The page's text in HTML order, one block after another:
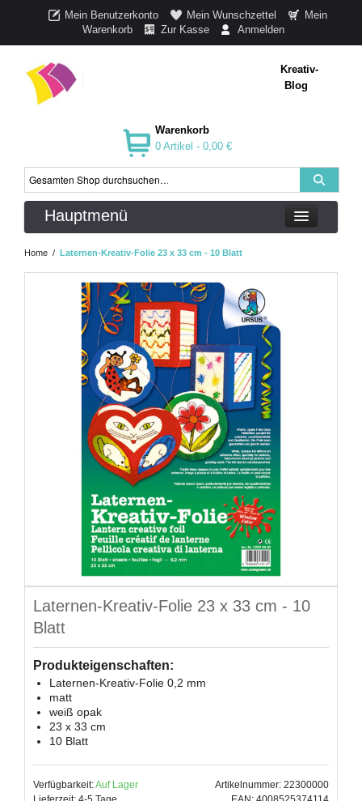
Mein Benutzerkonto Mein Wunschzettel
Mein
Warenkorb
Zur Kasse Anmelden
Kreativ-
Blog
Warenkorb
0 Artikel - 0,00 €
Hauptmenü
Home / Laternen-Kreativ-Folie 23 x 33 cm - 10 Blatt
Laternen-Kreativ-Folie 23 x 33 cm - 10
Blatt
Produkteigenschaften:
Laternen-Kreativ-Folie 0,2 mm
matt
weiß opak
23 x 33 cm
10 Blatt
Verfügbarkeit:Auf Lager
Artikelnummer: 22300000